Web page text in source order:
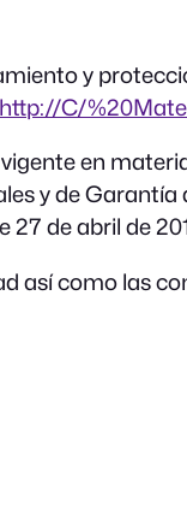
y
http://C/
en
y de
de abril de
así como las